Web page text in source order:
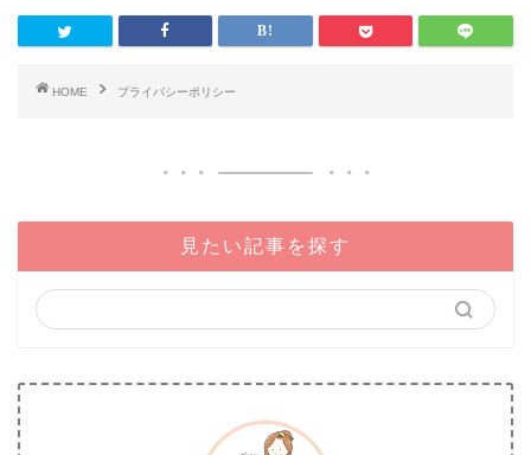
HOME プライバシーポリシー
見たい記事を探す